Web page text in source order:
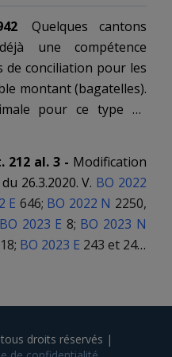
Quelques cantons
une compétence
de conciliation pour les
montant (bagatelles).
pour ce type de
(p. ex. jusqu’à
500 francs à ZH,
francs au TI). Le
la limite de la valeur
). Jusqu’à cette limite de
la conciliation, l’autorité
une véritable juridiction
cette transformation
pas habilitée à
212 al. 3 - Modification
26.3.2020. V. BO 2022
E 646; BO 2022 N 2250,
BO 2023 E 8; BO 2023 N
BO 2023 E 243 et 244;
droits réservés |